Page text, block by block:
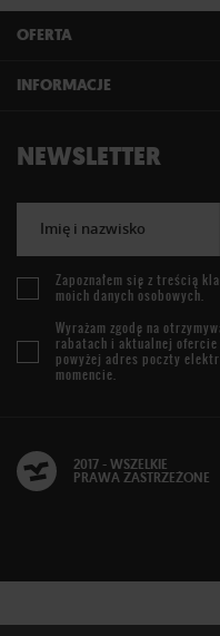
OFERTA
INFORMACJE
NEWSLETTER
Imię i nazwisko
Zapoznałem się z treścią
moich danych osobowych.
Wyrażam zgodę na
rabatach i aktualnej ofercie
powyżej adres poczty
momencie.
2017 - WSZELKIE
PRAWA ZASTRZEŻONE